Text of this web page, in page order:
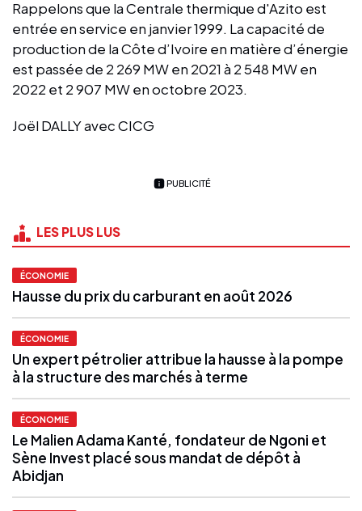
Rappelons que la Centrale thermique d'Azito est
entrée en service en janvier 1999. La capacité de
production de la Côte d’Ivoire en matière d’énergie
est passée de 2 269 MW en 2021 à 2 548 MW en
2022 et 2 907 MW en octobre 2023.
Joël DALLY avec CICG
PUBLICITÉ
LES PLUS LUS
ÉCONOMIE
Hausse du prix du carburant en août 2026
ÉCONOMIE
Un expert pétrolier attribue la hausse à la pompe
à la structure des marchés à terme
ÉCONOMIE
Le Malien Adama Kanté, fondateur de Ngoni et
Sène Invest placé sous mandat de dépôt à
Abidjan